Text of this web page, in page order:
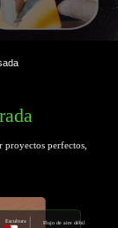
pasada
pasada
proyectos perfectos,
Escultura Flujo de aire débil